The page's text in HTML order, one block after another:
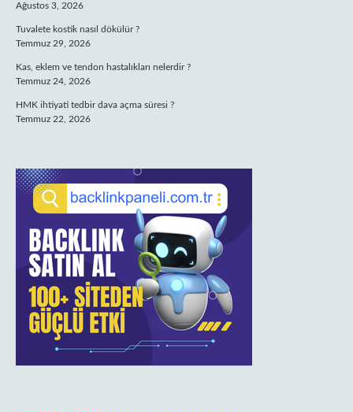
Ağustos 3, 2026
Tuvalete kostik nasıl dökülür ?
Temmuz 29, 2026
Kas, eklem ve tendon hastalıkları nelerdir ?
Temmuz 24, 2026
HMK ihtiyati tedbir dava açma süresi ?
Temmuz 22, 2026